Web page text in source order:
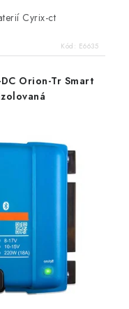
Cyrix-ct
Kód: E6635
Orion-Tr Smart